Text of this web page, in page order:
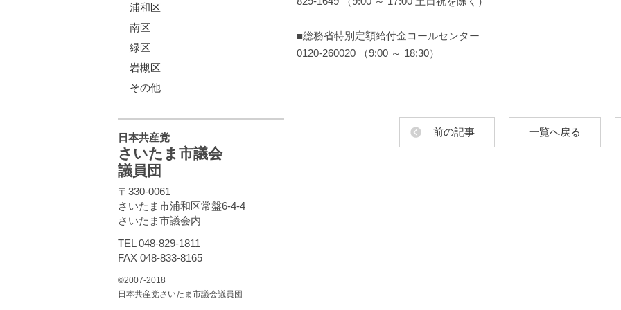
■総務省特別定額給付金コールセンター
0120-260020 （9:00 ～ 18:30）
前の記事 一覧へ戻る
浦和区
南区
緑区
岩槻区
その他
日本共産党
さいたま市議会
議員団
〒330-0061
さいたま市浦和区常盤6-4-4
さいたま市議会内
TEL 048-829-1811
FAX 048-833-8165
©2007-2018
日本共産党さいたま市議会議員団